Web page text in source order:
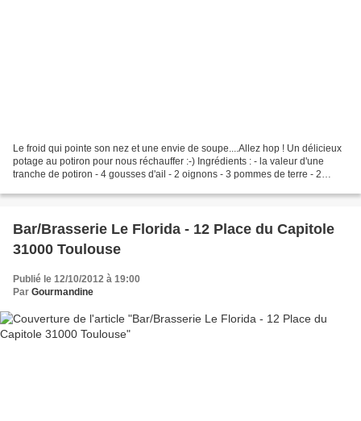
Le froid qui pointe son nez et une envie de soupe....Allez hop ! Un délicieux
potage au potiron pour nous réchauffer :-) Ingrédients : - la valeur d'une
tranche de potiron - 4 gousses d'ail - 2 oignons - 3 pommes de terre - 2
Bar/Brasserie Le Florida - 12 Place du Capitole
31000 Toulouse
Publié le 12/10/2012 à 19:00
Par Gourmandine